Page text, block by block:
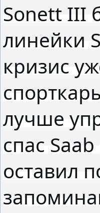
Sonett III
линейки
кризис
лучше
спас
оставил